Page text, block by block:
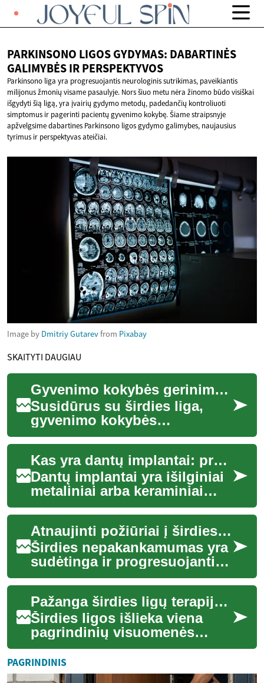
PARKINSONO LIGOS GYDYMAS: DABARTINĖS
GALIMYBĖSIR PERSPEKTYVOS
Parkinsono liga yra progresuojantis neurologinis sutrikimas, paveikiantis
milijonus žmonių visame pasaulyje. Nors šiuo metu nėra žinomo būdo visiškai
išgydyti šią ligą, yra įvairių gydymo metodų, padedančių kontroliuoti
simptomus ir pagerinti pacientų gyvenimo kokybę. Šiame straipsnyje
apžvelgsime dabartines Parkinsono ligos gydymo galimybes, naujausius
tyrimus ir perspektyvas ateičiai.
Image by Dmitriy Gutarevfrom Pixabay
SKAITYTI DAUGIAU
Gyvenimo kokybės gerinimas sergant širdies liga
Susidūrus su širdies liga,
gyvenimo kokybės
palaikymas ir gerinimas
tampa itin svarbiu aspektu.
Nors širdies nepakank...
Kas yra dantų implantai: procesas, privalumai ir svarstymai
Dantų implantai yra išilginiai
metaliniai arba keraminiai
elementai, įstatomi į
žandikaulio kaulą kaip
dirbtinės dant...
Atnaujinti požiūriai į širdies ligų valdymą
Širdies nepakankamumas yra
sudėtinga ir progresuojanti
būklė, paveikianti milijonus
žmonių visame pasaulyje.
Pastarai...
Pažanga širdies ligų terapijoje
Širdies ligos išlieka viena
pagrindinių visuomenės
sveikatos problemų visame
pasaulyje, tačiau pastaraisiais
metais m...
PAGRINDINIS